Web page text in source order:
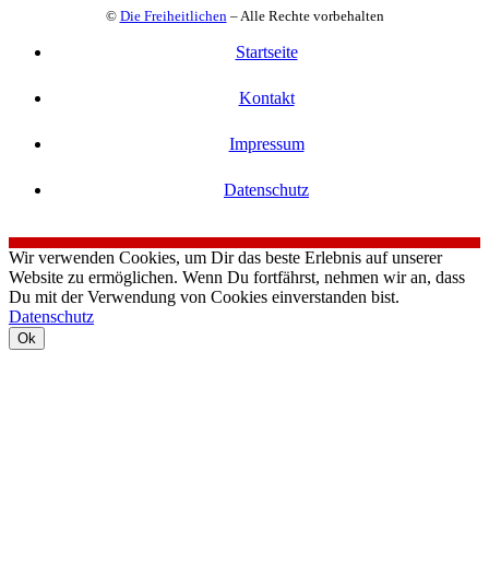
© Die Freiheitlichen – Alle Rechte vorbehalten
Startseite
Kontakt
Impressum
Datenschutz
Wir verwenden Cookies, um Dir das beste Erlebnis auf unserer
Website zu ermöglichen. Wenn Du fortfährst, nehmen wir an, dass
Du mit der Verwendung von Cookies einverstanden bist.
Datenschutz
Ok